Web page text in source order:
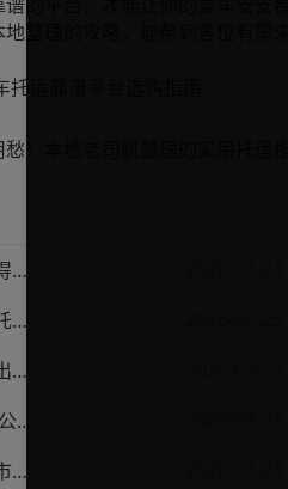
的平台，才能让你的爱车安安
整理的攻略，能帮到各位有需
运靠谱平台选购指南
！本地老司机整理的实用托运
绍兴车主跑外地不用开得累？这份汽车托运实用指南收好不亏
福州车主看过来：跨城托运1000公里，这笔账要怎么算才不亏
陵水车主看过来！运车出岛一千公里，这笔账得这么算
临高车主汽车托运1000公里省钱避坑指南
澄迈车主看过来！跨省市托运私家车，这些账得算明白